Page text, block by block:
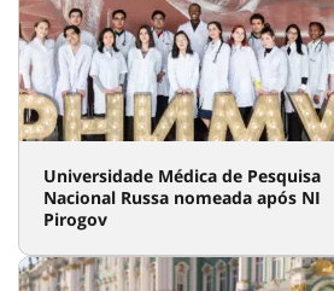
Universidade Médica de Pesquisa
Nacional Russa nomeada após NI
Pirogov